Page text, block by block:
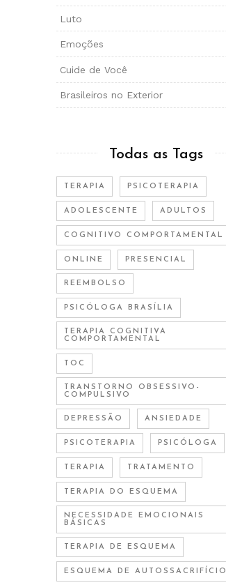
Luto
Emoções
Cuide de Você
Brasileiros no Exterior
Todas as Tags
TERAPIA PSICOTERAPIA
ADOLESCENTE ADULTOS
COGNITIVO COMPORTAMENTAL
ONLINE PRESENCIAL
REEMBOLSO
PSICÓLOGA BRASÍLIA
TERAPIA COGNITIVA
COMPORTAMENTAL
TOC
TRANSTORNO OBSESSIVO-
COMPULSIVO
DEPRESSÃO ANSIEDADE
PSICOTERAPIA PSICÓLOGA
TERAPIA TRATAMENTO
TERAPIA DO ESQUEMA
NECESSIDADE EMOCIONAIS
BÁSICAS
TERAPIA DE ESQUEMA
ESQUEMA DE AUTOSSACRIFÍCIO